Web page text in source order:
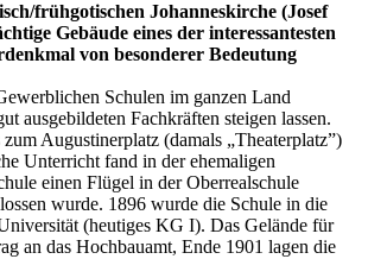
frühgotischen Johanneskirche (Josef
Gebäude eines der interessantesten
von besonderer Bedeutung
Schulen im ganzen Land
ausgebildeten Fachkräften steigen lassen.
Augustinerplatz (damals „Theaterplatz”)
Unterricht fand in der ehemaligen
einen Flügel in der Oberrealschule
wurde. 1896 wurde die Schule in die
(heutiges KG I). Das Gelände für
an das Hochbauamt, Ende 1901 lagen die